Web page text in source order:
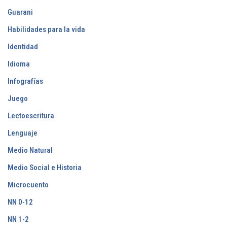
Guarani
Habilidades para la vida
Identidad
Idioma
Infografías
Juego
Lectoescritura
Lenguaje
Medio Natural
Medio Social e Historia
Microcuento
NN 0-12
NN 1-2